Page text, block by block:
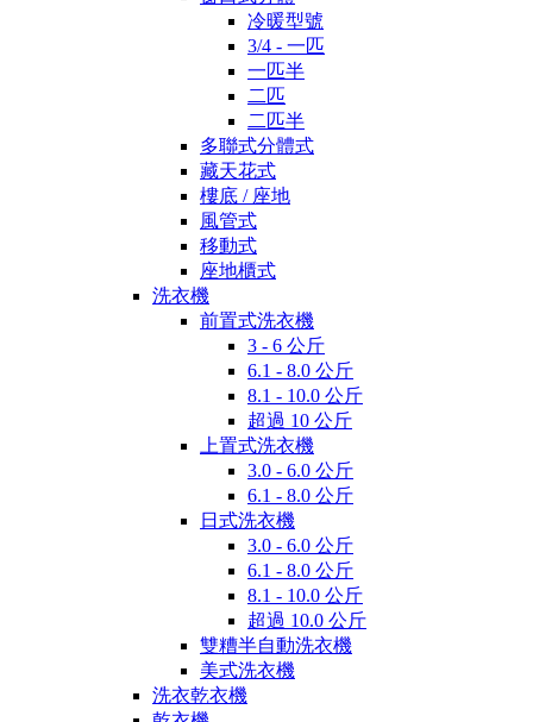
冷暖型號
3/4 - 一匹
一匹半
二匹
二匹半
多聯式分體式
藏天花式
樓底 / 座地
風管式
移動式
座地櫃式
洗衣機
前置式洗衣機
3 - 6 公斤
6.1 - 8.0 公斤
8.1 - 10.0 公斤
超過 10 公斤
上置式洗衣機
3.0 - 6.0 公斤
6.1 - 8.0 公斤
日式洗衣機
3.0 - 6.0 公斤
6.1 - 8.0 公斤
8.1 - 10.0 公斤
超過 10.0 公斤
雙糟半自動洗衣機
美式洗衣機
洗衣乾衣機